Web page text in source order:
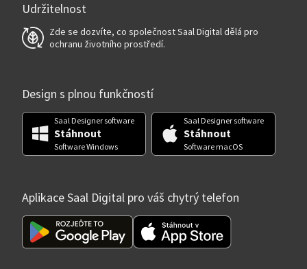
Udržitelnost
Zde se dozvíte, co společnost Saal Digital dělá pro
ochranu životního prostředí.
Design s plnou funkčností
Saal Designer software
Stáhnout
Software Windows
Saal Designer software
Stáhnout
Software macOS
Aplikace Saal Digital pro váš chytrý telefon